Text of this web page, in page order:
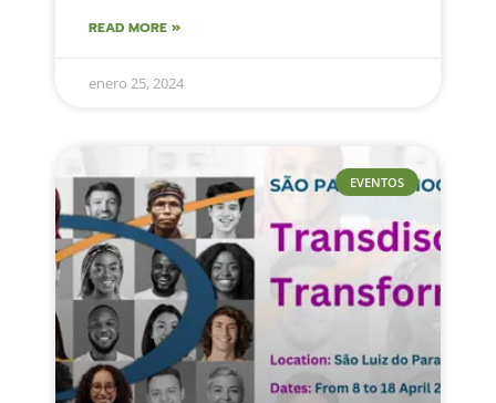
READ MORE »
enero 25, 2024
EVENTOS